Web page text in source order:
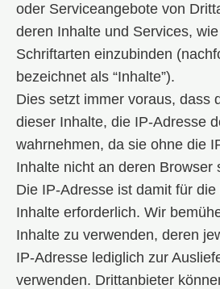
oder Serviceangebote von
deren Inhalte und Services,
Schriftarten einzubinden
bezeichnet als “Inhalte”).
Dies setzt immer voraus, dass
dieser Inhalte, die IP-Adresse
wahrnehmen, da sie ohne die
Inhalte nicht an deren Browser
Die IP-Adresse ist damit für
Inhalte erforderlich. Wir
Inhalte zu verwenden, deren
IP-Adresse lediglich zur
verwenden. Drittanbieter